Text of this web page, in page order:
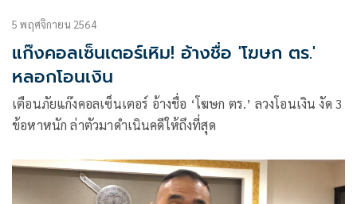
5 พฤศจิกายน 2564
แก๊งคอลเซ็นเตอร์เหิม! อ้างชื่อ 'โฆษก ตร.'
หลอกโอนเงิน
เตือนภัยแก๊งคอลเซ็นเตอร์ อ้างชื่อ ‘โฆษก ตร.’ ลวงโอนเงิน งัด 3
ข้อหาหนัก ล่าตัวมาดำเนินคดีให้ถึงที่สุด